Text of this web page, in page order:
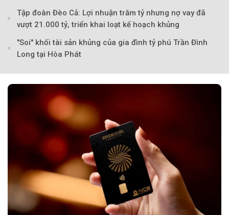
Tập đoàn Đèo Cả: Lợi nhuận trăm tỷ nhưng nợ vay đã
vượt 21.000 tỷ, triển khai loạt kế hoạch khủng
"Soi" khối tài sản khủng của gia đình tỷ phú Trần Đình
Long tại Hòa Phát